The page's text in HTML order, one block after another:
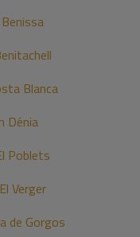
Blanca
Dénia
Poblets
Verger
de Gorgos